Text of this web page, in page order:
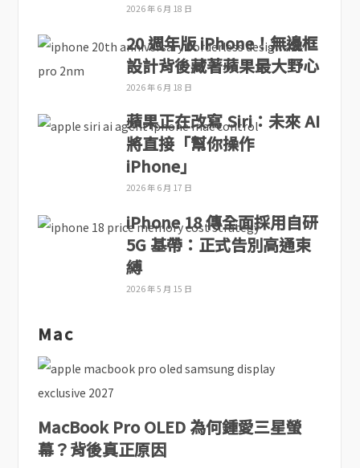
2026 年 6 月 18 日
20 週年版 iPhone！無邊框
設計背後藏著蘋果最大野心
2026 年 6 月 18 日
蘋果正在改寫 Siri：未來 AI
將直接「幫你操作
iPhone」
2026 年 6 月 17 日
iPhone 18 傳全面採用自研
5G 基帶：正式告別高通束
縛
2026 年 5 月 15 日
Mac
MacBook Pro OLED 為何鍾愛三星螢
幕？背後真正原因